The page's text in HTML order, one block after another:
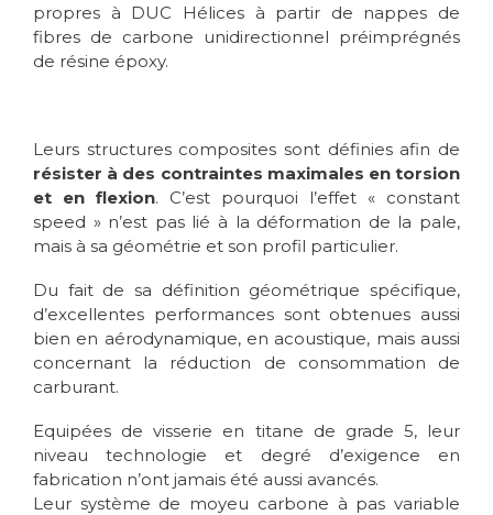
propres à DUC Hélices à partir de nappes de
fibres de carbone unidirectionnel préimprégnés
de résine éроxy.
Leurs structures composites sont définies afin de
résister à des contraintes maximales en torsion
et en flexion. C’est pourquoi l’effet « constant
speed » n’est pas lié à la déformation de la pale,
mais à sa géométrie et son profil particulier.
Du fait de sa définition géométrique spécifique,
d’excellentes performances sont obtenues aussi
bien en aérodynamique, en acoustique, mais aussi
concernant la réduction de consommation de
carburant.
Equipées de visserie en titane de grade 5, leur
niveau technologie et degré d’exigence en
fabrication n’ont jamais été aussi avancés.
Leur système de moyeu carbone à pas variable